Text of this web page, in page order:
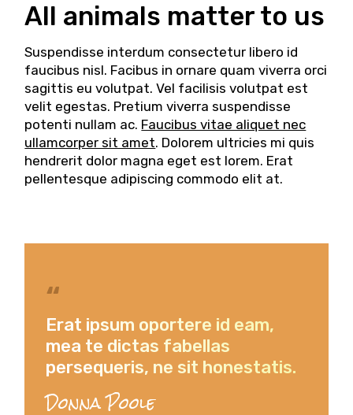
All animals matter to us
Suspendisse interdum consectetur libero id
faucibus nisl. Facibus in ornare quam viverra orci
sagittis eu volutpat. Vel facilisis volutpat est
velit egestas. Pretium viverra suspendisse
potenti nullam ac. Faucibus vitae aliquet nec
ullamcorper sit amet. Dolorem ultricies mi quis
hendrerit dolor magna eget est lorem. Erat
pellentesque adipiscing commodo elit at.
Erat ipsum oportere id eam,
mea te dictas fabellas
persequeris, ne sit honestatis.
Donna Poole